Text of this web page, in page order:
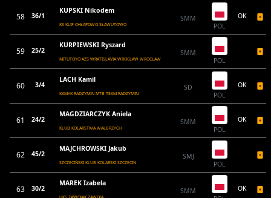
58 36/1
KUPSKI Nikodem
KS KLIF CHŁAPOWO SŁAWUTOWO
SMM
POL
OK
59 25/2
KURPIEWSKI Ryszard
MITUTOYO AZS WRATISLAVIA WROCŁAW WROCŁAW
SMM
POL
60 3/4
LACH Kamil
KAMYK RADZYMIN MTB TEAM RADZYMIN
SD
POL
OK
61 24/2
MAGDZIARCZYK Aniela
KLUB KOLARSTWA WAŁBRZYCH
SMM
POL
OK
62 45/2
MAJCHROWSKI Jakub
SZCZECIŃSKI KLUB KOLARSKI SZCZECIN
SMJ
POL
63 30/2
MAREK Izabela
UKS ZAWOJAK ZAWOJA
SMM
OK